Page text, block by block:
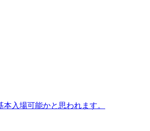
入場可能かと思われます。